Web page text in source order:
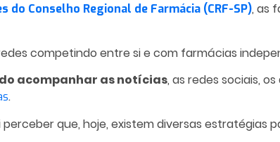
do Conselho Regional de Farmácia (CRF-SP), as
competindo entre si e com farmácias
acompanhar as notícias, as redes sociais,
.
que, hoje, existem diversas estratégias